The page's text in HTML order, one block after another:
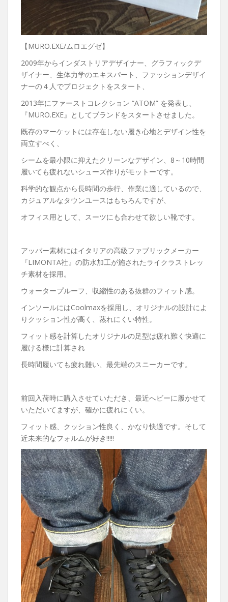
【MURO.EXE/ムロエグゼ】
2009年からインダストリアデザイナー、グラフィックデ
ザイナー、生体力学のエキスパート、ファッションデザイ
ナーの４人でプロジェクトをスタート、
2013年にファーストコレクション “ATOM” を発表し、
『MURO.EXE』としてブランドをスタートさせました。
既存のマーケットには存在しない履き心地とデザイン性を
両立すべく、
シームを最小限に抑えたクリーンなデザイン、8～10時間
履いても疲れないシューズ作りがモットーです。
科学的な観点から長時間の歩行、作業に適しているので、
カジュアルなタウンユースはもちろんですが、
オフィス用として、スーツにも合わせて欲しい靴です。
アッパー素材にはイタリアの高級ファブリックメーカー
『LIMONTA社』の防水加工が施されたライクラストレッ
チ素材を採用。
ウォータープルーフ、収縮性のある抜群のフィット感。
インソールにはCoolmaxを採用し、オリジナルの設計によ
りクッション性が高く、蒸れにくい特性。
フィット感を計算したオリジナルの足型は疲れ難く快適に
履ける様に計算され
長時間履いても疲れ難い、最先端のスニーカーです。
前回入荷時に購入させていただき、最近へビーに履かせて
いただいてますが、確かに疲れにくい。
フィット感、クッション性良く、かなり快適です。そして
近未来的なフォルムが好き!!!!!